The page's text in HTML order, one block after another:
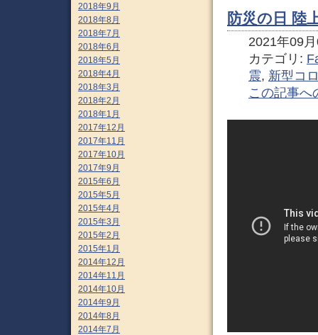
防災の日 陸
2021年09
カテゴリ:
震, 新型コ
この記事へ
2018年9月
2018年8月
2018年7月
2018年6月
2018年5月
2018年4月
2018年3月
2018年2月
2018年1月
2017年12月
2017年11月
2017年10月
2017年9月
2015年6月
2015年5月
2015年4月
2015年3月
2015年2月
2015年1月
2014年12月
2014年11月
2014年10月
2014年9月
2014年8月
2014年7月